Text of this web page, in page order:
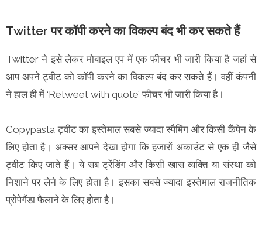
Twitter पर कॉपी करने का विकल्प बंद भी कर सकते हैं
Twitter ने इसे लेकर मोबाइल एप में एक फीचर भी जारी किया है जहां से
आप अपने ट्वीट को कॉपी करने का विकल्प बंद कर सकते हैं। वहीं कंपनी
ने हाल ही में ‘Retweet with quote’ फीचर भी जारी किया है।
Copypasta ट्वीट का इस्तेमाल सबसे ज्यादा स्पैमिंग और किसी कैंपेन के
लिए होता है। अक्सर आपने देखा होगा कि हजारों अकाउंट से एक ही जैसे
ट्वीट किए जाते हैं। ये सब ट्रेंडिंग और किसी खास व्यक्ति या संस्था को
निशाने पर लेने के लिए होता है। इसका सबसे ज्यादा इस्तेमाल राजनीतिक
प्रोपेगैंडा फैलाने के लिए होता है।